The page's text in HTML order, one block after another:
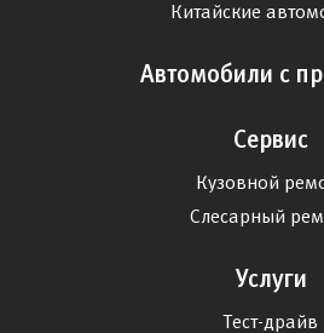
Китайские
Автомобили с
Сервис
Кузовной
Слесарный
Услуги
Тест-драйв